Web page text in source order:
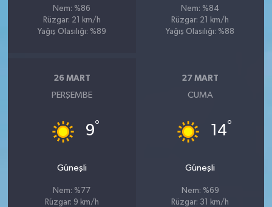
Nem: %86
Rüzgar: 21 km/h
Yağış Olasılığı: %89
Nem: %84
Rüzgar: 21 km/h
Yağış Olasılığı: %88
26 MART
PERŞEMBE
9°
Güneşli
Nem: %77
Rüzgar: 9 km/h
27 MART
CUMA
14°
Güneşli
Nem: %69
Rüzgar: 31 km/h